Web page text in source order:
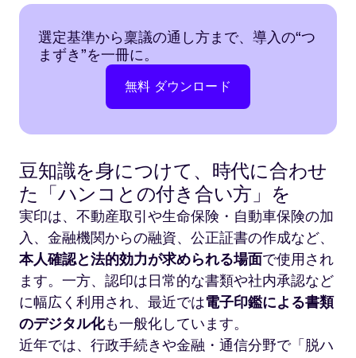
選定基準から稟議の通し方まで、導入の“つ
まずき”を一冊に。
無料 ダウンロード
豆知識を身につけて、時代に合わせ
た「ハンコとの付き合い方」を
実印は、不動産取引や生命保険・自動車保険の加
入、金融機関からの融資、公正証書の作成など、
本人確認と法的効力が求められる場面で使用され
ます。一方、認印は日常的な書類や社内承認など
に幅広く利用され、最近では電子印鑑による書類
のデジタル化も一般化しています。
近年では、行政手続きや金融・通信分野で「脱ハ